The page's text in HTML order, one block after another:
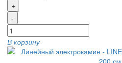
+
-
В корзину